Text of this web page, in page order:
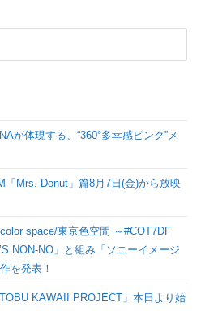
独ライブが開催決
が体現する、“360°多幸感ピンク”メ
「Mrs. Donut」篇8月7日(金)から放映
space/東京色空間 ～#COT7DF
NON-NO」と組み「ソニーイメージ
を発表！
KAWAII PROJECT」本日より始